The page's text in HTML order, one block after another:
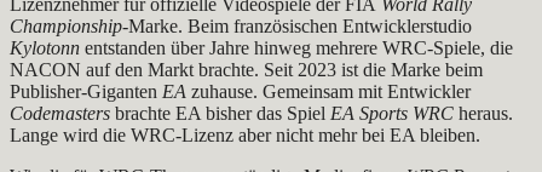
Championship-Marke. Beim französischen Entwicklerstudio
Kylotonn entstanden über Jahre hinweg mehrere WRC-Spiele, die
NACON auf den Markt brachte. Seit 2023 ist die Marke beim
Publisher-Giganten EA zuhause. Gemeinsam mit Entwickler
Codemasters brachte EA bisher das Spiel EA Sports WRC heraus.
Lange wird die WRC-Lizenz aber nicht mehr bei EA bleiben.